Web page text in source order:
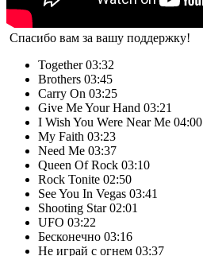
Спасибо вам за вашу поддержку!
Together 03:32
Brothers 03:45
Carry On 03:25
Give Me Your Hand 03:21
I Wish You Were Near Me 04:00
My Faith 03:23
Need Me 03:37
Queen Of Rock 03:10
Rock Tonite 02:50
See You In Vegas 03:41
Shooting Star 02:01
UFO 03:22
Бесконечно 03:16
Не играй с огнем 03:37